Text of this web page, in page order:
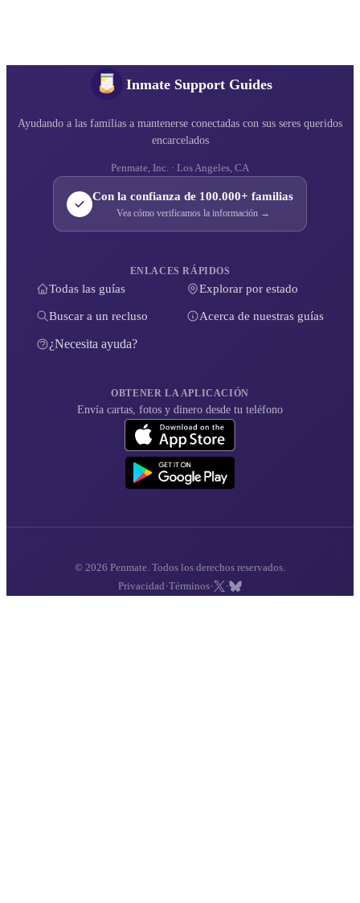
Inmate Support Guides
Ayudando a las familias a mantenerse conectadas con sus seres queridos
encarcelados
Penmate, Inc. · Los Angeles, CA
Con la confianza de 100.000+ familias
Vea cómo verificamos la información →
ENLACES RÁPIDOS
Todas las guías Explorar por estado
Buscar a un recluso Acerca de nuestras guías
¿Necesita ayuda?
OBTENER LA APLICACIÓN
Envía cartas, fotos y dinero desde tu teléfono
© 2026 Penmate. Todos los derechos reservados.
Privacidad ·Términos· ·